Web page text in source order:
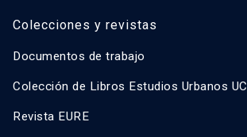
Colecciones y revistas
Documentos de trabajo
Colección de Libros Estudios Urbanos UC
Revista EURE